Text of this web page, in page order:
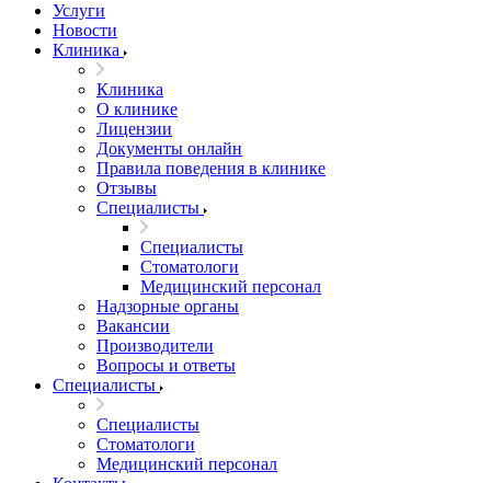
Услуги
Новости
Клиника
Клиника
О клинике
Лицензии
Документы онлайн
Правила поведения в клинике
Отзывы
Специалисты
Специалисты
Стоматологи
Медицинский персонал
Надзорные органы
Вакансии
Производители
Вопросы и ответы
Специалисты
Специалисты
Стоматологи
Медицинский персонал